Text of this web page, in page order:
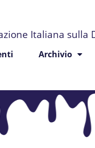
Italiana sulla
Archivio